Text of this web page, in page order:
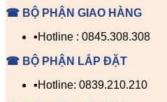
☎ BỘ PHẬN GIAO HÀNG
▪️Hotline : 0845.308.308
☎ BỘ PHẬN LẮP ĐẶT
▪️Hotline: 0839.210.210